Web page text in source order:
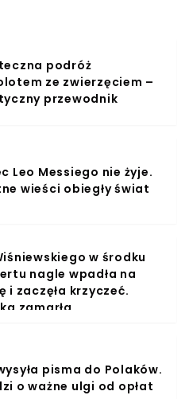
podróż
ze zwierzęciem –
przewodnik
Leo Messiego nie żyje.
wieści obiegły świat
w środku
nagle wpadła na
i zaczęła krzyczeć.
zamarła
pisma do Polaków.
o ważne ulgi od opłat